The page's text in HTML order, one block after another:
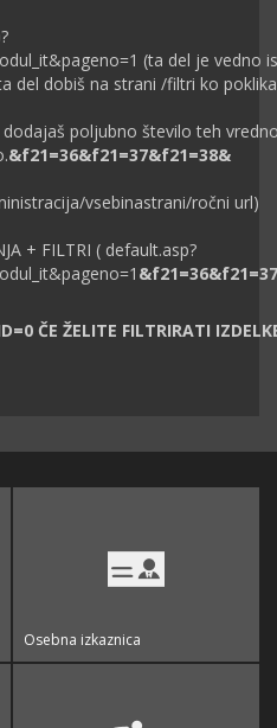
(ta del je vedno
del dobiš na strani /filtri ko
poljubno število teh
&f21=36&f21=37&f21=38&​
vsebinastrani/ročni url)
+ FILTRI ( default.asp?
ČE ŽELITE FILTRIRATI
Osebna izkaznica